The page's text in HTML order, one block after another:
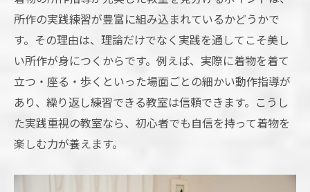
所作の実践練習が豊富に組み込まれているかどうかで
す。その理由は、理論だけでなく実践を通してこそ美し
い所作が身につくからです。例えば、実際に着物を着て
立つ・座る・歩くといった場面ごとの細かい動作指導が
あり、繰り返し練習できる教室は信頼できます。こうし
た実践重視の教室なら、初心者でも自信を持って着物を
楽しむ力が養えます。